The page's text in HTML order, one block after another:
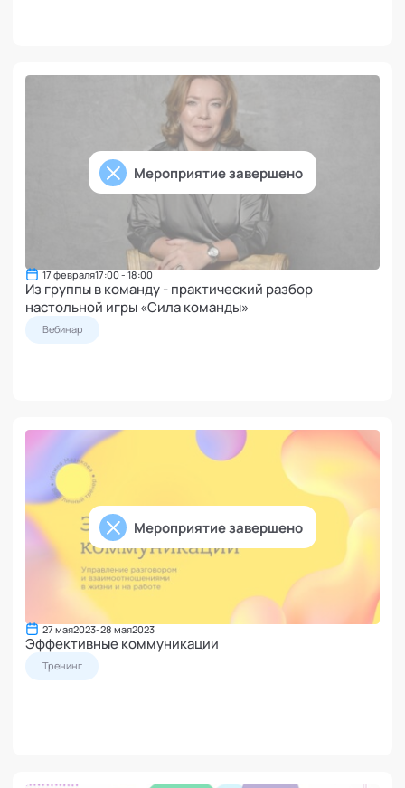
Мероприятие завершено
17 февраля17:00 - 18:00
Из группы в команду - практический разбор
настольной игры «Сила команды»
Вебинар
Мероприятие завершено
27 мая2023-28 мая2023
Эффективные коммуникации
Тренинг